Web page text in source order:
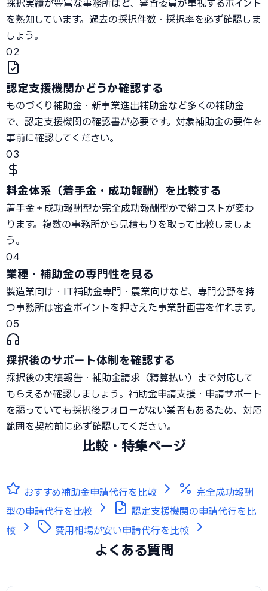
採択実績が豊富な事務所ほど、審査委員が重視するポイント
を熟知しています。過去の採択件数・採択率を必ず確認しま
しょう。
02
認定支援機関かどうか確認する
ものづくり補助金・新事業進出補助金など多くの補助金
で、認定支援機関の確認書が必要です。対象補助金の要件を
事前に確認してください。
03
料金体系（着手金・成功報酬）を比較する
着手金＋成功報酬型か完全成功報酬型かで総コストが変わ
ります。複数の事務所から見積もりを取って比較しましょ
う。
04
業種・補助金の専門性を見る
製造業向け・IT補助金専門・農業向けなど、専門分野を持
つ事務所は審査ポイントを押さえた事業計画書を作れます。
05
採択後のサポート体制を確認する
採択後の実績報告・補助金請求（精算払い）まで対応して
もらえるか確認しましょう。補助金申請支援・申請サポート
を謳っていても採択後フォローがない業者もあるため、対応
範囲を契約前に必ず確認してください。
比較・特集ページ
おすすめ補助金申請代行を比較
完全成功報酬
型の申請代行を比較
認定支援機関の申請代行を比
較
費用相場が安い申請代行を比較
よくある質問